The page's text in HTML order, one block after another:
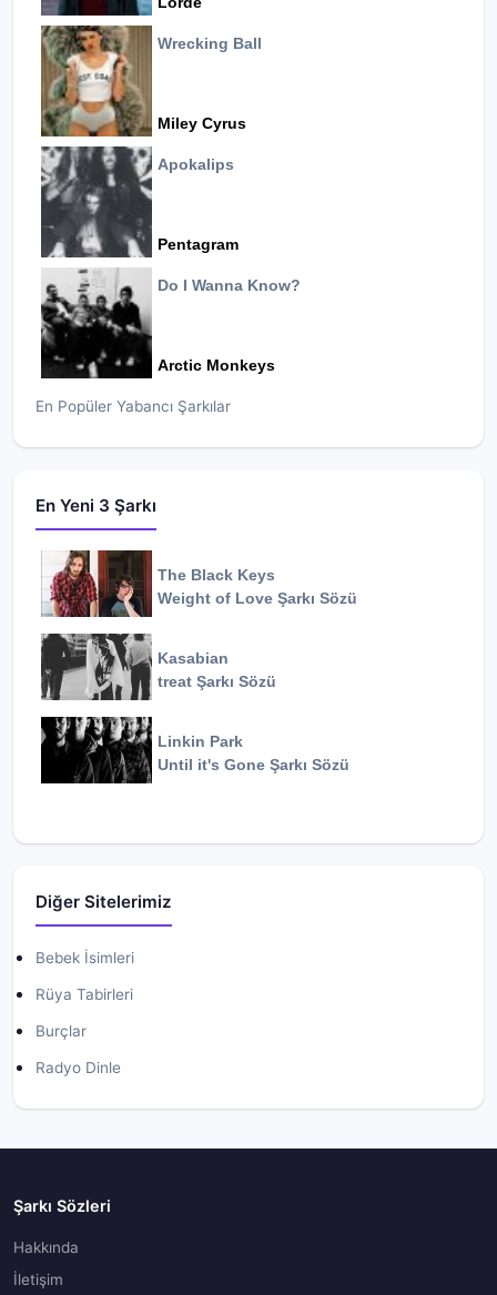
Wrecking Ball
Miley Cyrus
Apokalips
Pentagram
Do I Wanna Know?
Arctic Monkeys
En Popüler Yabancı Şarkılar
En Yeni 3 Şarkı
The Black Keys
Weight of Love Şarkı Sözü
Kasabian
treat Şarkı Sözü
Linkin Park
Until it's Gone Şarkı Sözü
Diğer Sitelerimiz
Bebek İsimleri
Rüya Tabirleri
Burçlar
Radyo Dinle
Şarkı Sözleri
Hakkında
İletişim